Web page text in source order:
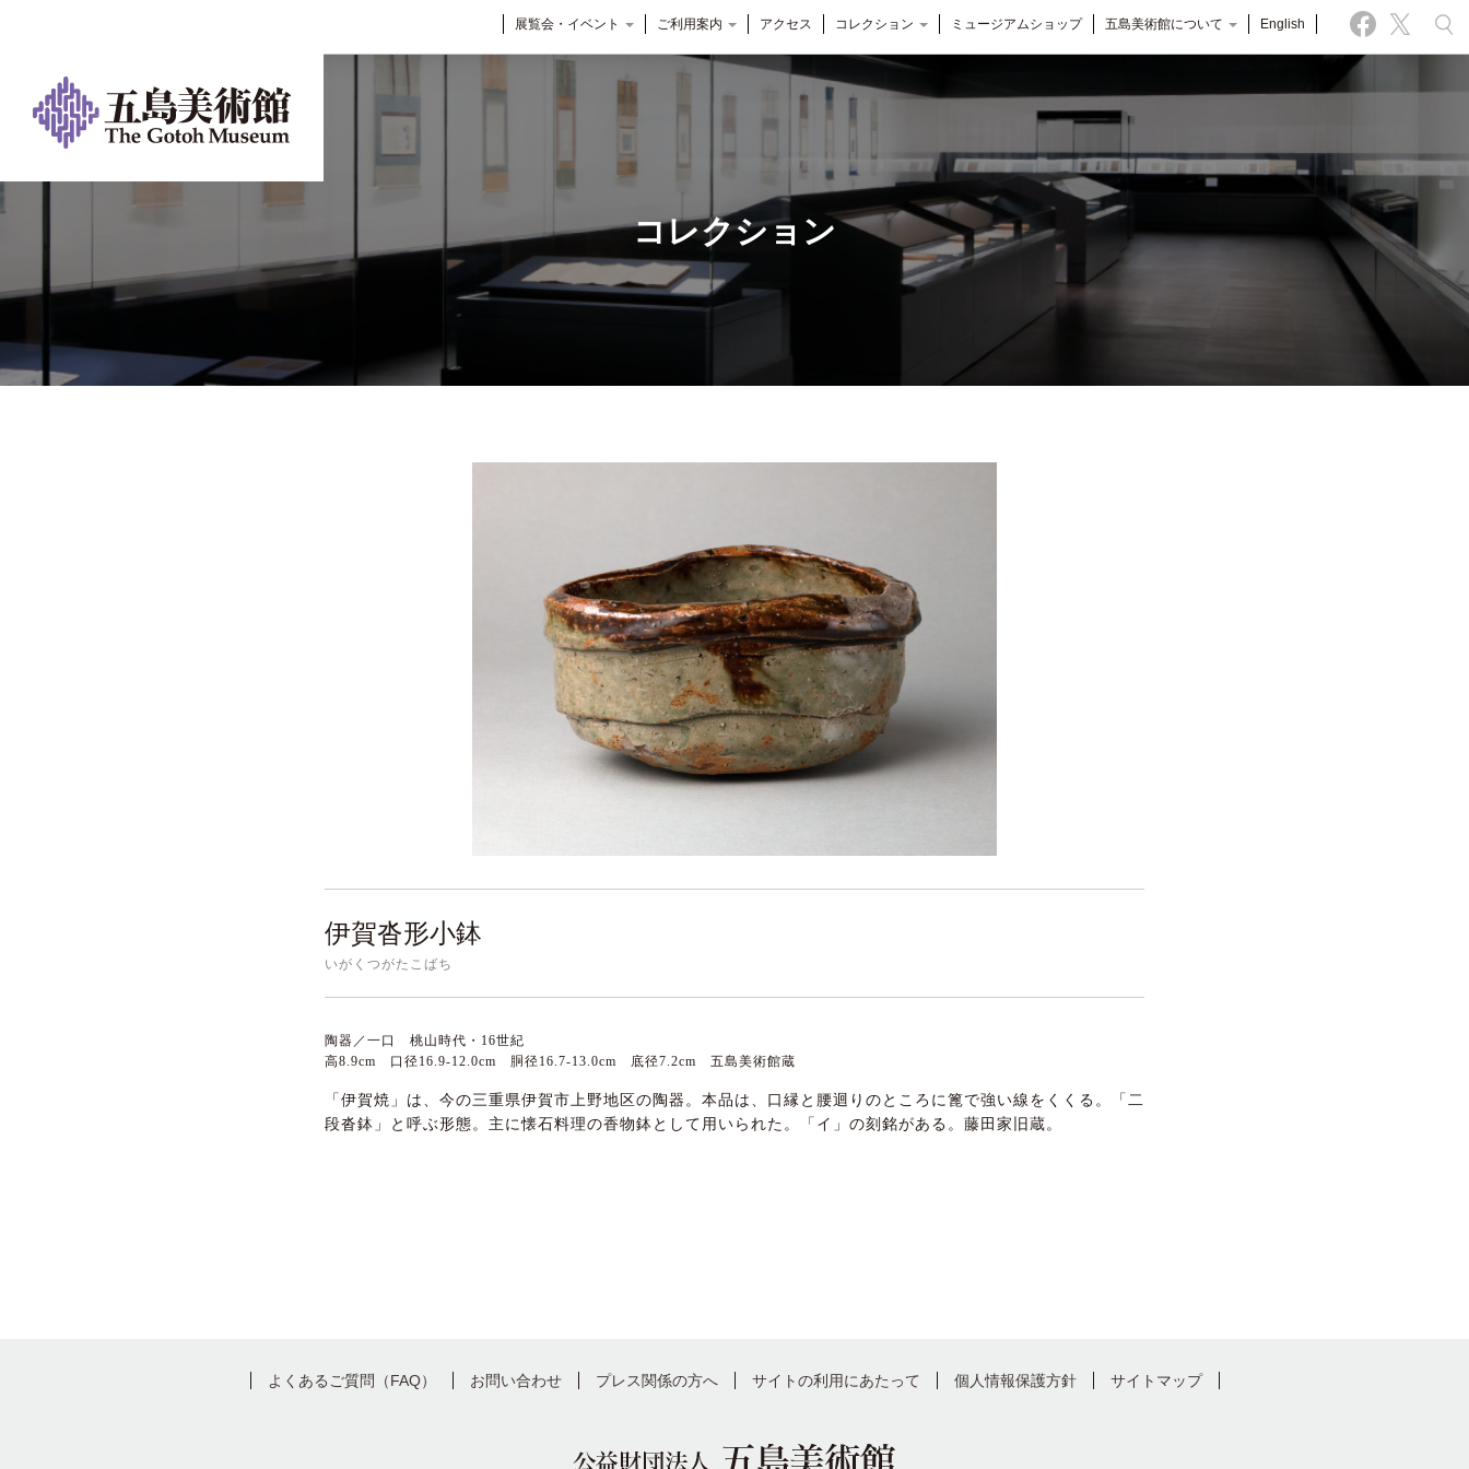
展覧会・イベント ご利用案内 アクセス コレクション ミュージアムショップ 五島美術館について English
コレクション
伊賀沓形小鉢
いがくつがたこばち
陶器／一口 桃山時代・16世紀
高8.9cm 口径16.9-12.0cm 胴径16.7-13.0cm 底径7.2cm 五島美術館蔵
「伊賀焼」は、今の三重県伊賀市上野地区の陶器。本品は、口縁と腰迴りのところに篦で強い線をくくる。「二
段沓鉢」と呼ぶ形態。主に懐石料理の香物鉢として用いられた。「イ」の刻銘がある。藤田家旧蔵。
よくあるご質問（FAQ） お問い合わせ プレス関係の方へ サイトの利用にあたって 個人情報保護方針 サイトマップ